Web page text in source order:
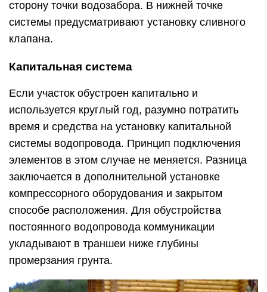
сторону точки водозабора. В нижней точке
системы предусматривают установку сливного
клапана.
Капитальная система
Если участок обустроен капитально и
используется круглый год, разумно потратить
время и средства на установку капитальной
системы водопровода. Принцип подключения
элементов в этом случае не меняется. Разница
заключается в дополнительной установке
компрессорного оборудования и закрытом
способе расположения. Для обустройства
постоянного водопровода коммуникации
укладывают в траншеи ниже глубины
промерзания грунта.